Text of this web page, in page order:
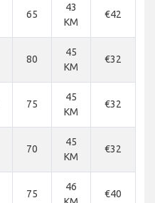
65
43
KM
€42
80
45
KM
€32
75
45
KM
€32
70
45
KM
€32
75
46
€40